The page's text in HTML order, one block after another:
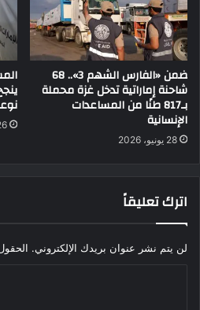
ضمن «الفارس الشهم 3».. 68
شاحنة إماراتية تدخل غزة محملة
بـ817 طنًا من المساعدات
الإنسانية
28 يونيو، 2026
26
اترك تعليقاً
لن يتم نشر عنوان بريدك الإلكتروني.